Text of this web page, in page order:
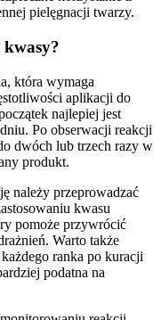
pielęgnacji twarzy.
kwasy?
która wymaga
aplikacji do
najlepiej jest
Po obserwacji reakcji
dwóch lub trzech razy w
produkt.
należy przeprowadzać
kwasu
pomoże przywrócić
Warto także
każdego ranka po kuracji
podatna na